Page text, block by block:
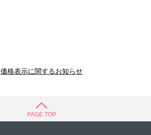
価格表示に関するお知らせ
PAGE TOP